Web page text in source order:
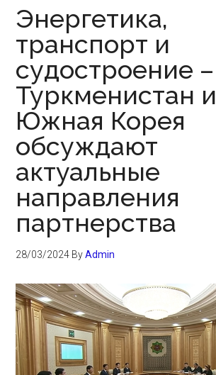
Энергетика,
транспорт и
судостроение –
Туркменистан и
Южная Корея
обсуждают
актуальные
направления
партнерства
28/03/2024 ByAdmin